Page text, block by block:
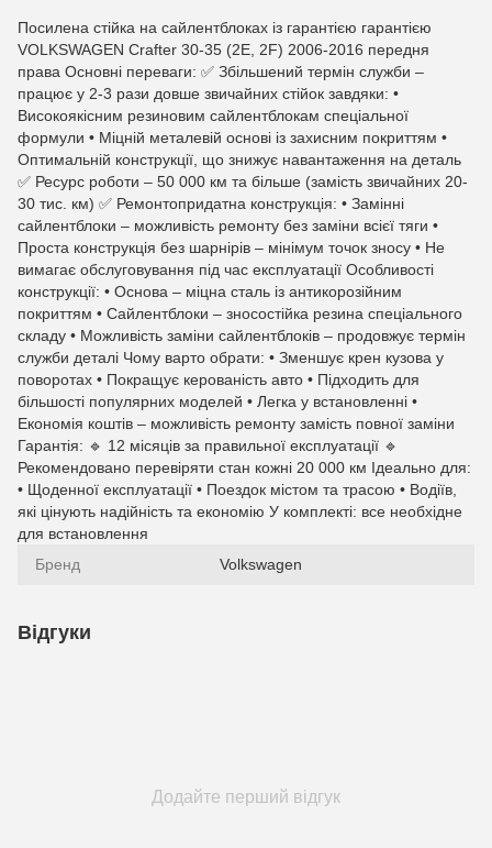
Посилена стійка на сайлентблоках із гарантією гарантією
VOLKSWAGEN Crafter 30-35 (2E, 2F) 2006-2016 передня
права Основні переваги: ✅ Збільшений термін служби –
працює у 2-3 рази довше звичайних стійок завдяки: •
Високоякісним резиновим сайлентблокам спеціальної
формули • Міцній металевій основі із захисним покриттям •
Оптимальній конструкції, що знижує навантаження на деталь
✅ Ресурс роботи – 50 000 км та більше (замість звичайних 20-
30 тис. км) ✅ Ремонтопридатна конструкція: • Замінні
сайлентблоки – можливість ремонту без заміни всієї тяги •
Проста конструкція без шарнірів – мінімум точок зносу • Не
вимагає обслуговування під час експлуатації Особливості
конструкції: • Основа – міцна сталь із антикорозійним
покриттям • Сайлентблоки – зносостійка резина спеціального
складу • Можливість заміни сайлентблоків – продовжує термін
служби деталі Чому варто обрати: • Зменшує крен кузова у
поворотах • Покращує керованість авто • Підходить для
більшості популярних моделей • Легка у встановленні •
Економія коштів – можливість ремонту замість повної заміни
Гарантія: 🔹 12 місяців за правильної експлуатації 🔹
Рекомендовано перевіряти стан кожні 20 000 км Ідеально для:
• Щоденної експлуатації • Поездок містом та трасою • Водіїв,
які цінують надійність та економію У комплекті: все необхідне
для встановлення
Бренд
Volkswagen
Відгуки
Додайте перший відгук